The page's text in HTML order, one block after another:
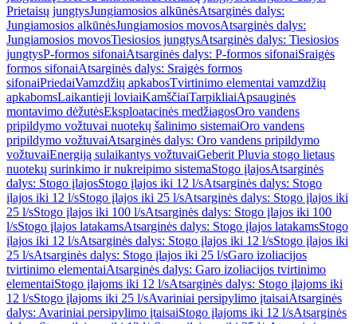
Prietaisų jungtysJungiamosios alkūnėsAtsarginės dalys:
Jungiamosios alkūnėsJungiamosios movosAtsarginės dalys:
Jungiamosios movosTiesiosios jungtysAtsarginės dalys: Tiesiosios
jungtysP-formos sifonaiAtsarginės dalys: P-formos sifonaiSraigės
formos sifonaiAtsarginės dalys: Sraigės formos
sifonaiPriedaiVamzdžių apkabosTvirtinimo elementai vamzdžių
apkabomsLaikantieji loviaiKamščiaiTarpikliaiApsauginės
montavimo dėžutėsEksploatacinės medžiagosOro vandens
pripildymo vožtuvai nuotekų šalinimo sistemaiOro vandens
pripildymo vožtuvaiAtsarginės dalys: Oro vandens pripildymo
vožtuvaiEnergiją sulaikantys vožtuvaiGeberit Pluvia stogo lietaus
nuotekų surinkimo ir nukreipimo sistemaStogo įlajosAtsarginės
dalys: Stogo įlajosStogo įlajos iki 12 l/sAtsarginės dalys: Stogo
įlajos iki 12 l/sStogo įlajos iki 25 l/sAtsarginės dalys: Stogo įlajos iki
25 l/sStogo įlajos iki 100 l/sAtsarginės dalys: Stogo įlajos iki 100
l/sStogo įlajos latakamsAtsarginės dalys: Stogo įlajos latakamsStogo
įlajos iki 12 l/sAtsarginės dalys: Stogo įlajos iki 12 l/sStogo įlajos iki
25 l/sAtsarginės dalys: Stogo įlajos iki 25 l/sGaro izoliacijos
tvirtinimo elementaiAtsarginės dalys: Garo izoliacijos tvirtinimo
elementaiStogo įlajoms iki 12 l/sAtsarginės dalys: Stogo įlajoms iki
12 l/sStogo įlajoms iki 25 l/sAvariniai persipylimo įtaisaiAtsarginės
dalys: Avariniai persipylimo įtaisaiStogo įlajoms iki 12 l/sAtsarginės